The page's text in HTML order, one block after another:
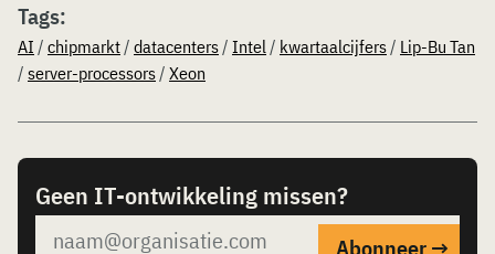
Tags:
AI / chipmarkt/ datacenters/ Intel/ kwartaalcijfers/ Lip-Bu Tan
/ server-processors/ Xeon
Geen IT-ontwikkeling missen?